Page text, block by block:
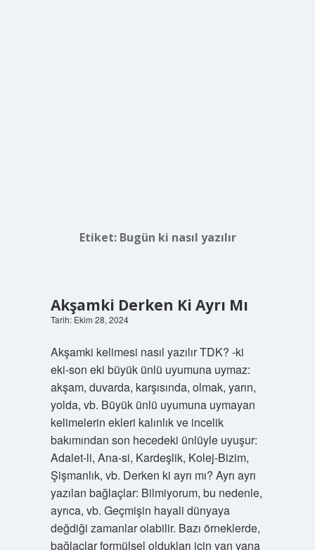
Etiket: Bugün ki nasıl yazılır
Akşamki Derken Ki Ayrı Mı
Tarih: Ekim 28, 2024
Akşamki kelimesi nasıl yazılır TDK? -ki
eki-son eki büyük ünlü uyumuna uymaz:
akşam, duvarda, karşısında, olmak, yarın,
yolda, vb. Büyük ünlü uyumuna uymayan
kelimelerin ekleri kalınlık ve incelik
bakımından son hecedeki ünlüyle uyuşur:
Adalet-li, Ana-si, Kardeşlik, Kolej-Bizim,
Şişmanlık, vb. Derken ki ayrı mı? Ayrı ayrı
yazılan bağlaçlar: Bilmiyorum, bu nedenle,
ayrıca, vb. Geçmişin hayali dünyaya
değdiği zamanlar olabilir. Bazı örneklerde,
bağlaçlar formülsel oldukları için yan yana